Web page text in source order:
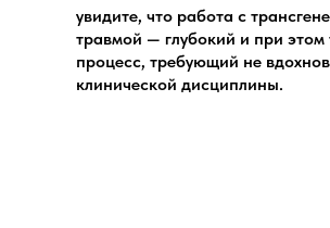
увидите, что работа с
травмой — глубокий и при
процесс, требующий не
клинической дисциплины.